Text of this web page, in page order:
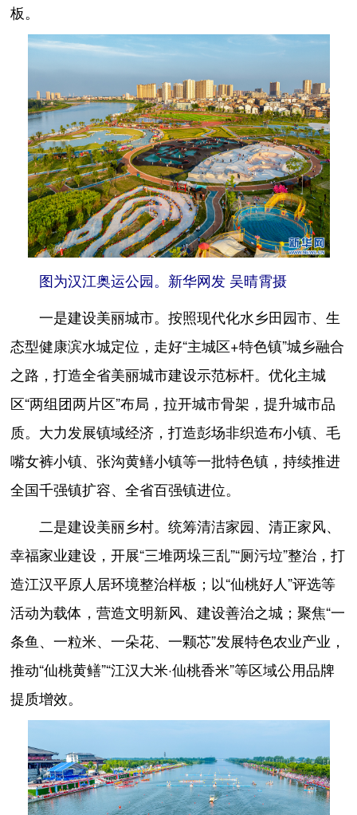
板。
图为汉江奥运公园。新华网发 吴晴霄摄
一是建设美丽城市。按照现代化水乡田园市、生
态型健康滨水城定位，走好“主城区+特色镇”城乡融合
之路，打造全省美丽城市建设示范标杆。优化主城
区“两组团两片区”布局，拉开城市骨架，提升城市品
质。大力发展镇域经济，打造彭场非织造布小镇、毛
嘴女裤小镇、张沟黄鳝小镇等一批特色镇，持续推进
全国千强镇扩容、全省百强镇进位。
二是建设美丽乡村。统筹清洁家园、清正家风、
幸福家业建设，开展“三堆两垛三乱”“厕污垃”整治，打
造江汉平原人居环境整治样板；以“仙桃好人”评选等
活动为载体，营造文明新风、建设善治之城；聚焦“一
条鱼、一粒米、一朵花、一颗芯”发展特色农业产业，
推动“仙桃黄鳝”“江汉大米·仙桃香米”等区域公用品牌
提质增效。